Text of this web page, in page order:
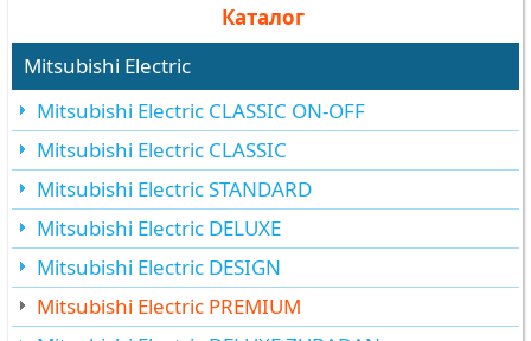
Каталог
Mitsubishi Electric
Mitsubishi Electric CLASSIC ON-OFF
Mitsubishi Electric CLASSIC
Mitsubishi Electric STANDARD
Mitsubishi Electric DELUXE
Mitsubishi Electric DESIGN
Mitsubishi Electric PREMIUM